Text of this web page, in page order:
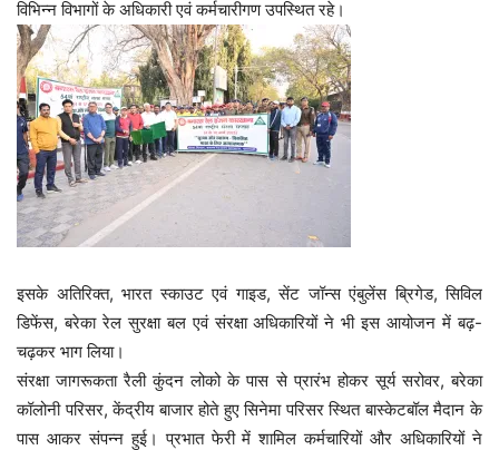
विभिन्न विभागों के अधिकारी एवं कर्मचारीगण उपस्थित रहे।
इसके अतिरिक्त, भारत स्काउट एवं गाइड, सेंट जॉन्स एंबुलेंस ब्रिगेड, सिविल
डिफेंस, बरेका रेल सुरक्षा बल एवं संरक्षा अधिकारियों ने भी इस आयोजन में बढ़-
चढ़कर भाग लिया।
संरक्षा जागरूकता रैली कुंदन लोको के पास से प्रारंभ होकर सूर्य सरोवर, बरेका
कॉलोनी परिसर, केंद्रीय बाजार होते हुए सिनेमा परिसर स्थित बास्केटबॉल मैदान के
पास आकर संपन्न हुई। प्रभात फेरी में शामिल कर्मचारियों और अधिकारियों ने